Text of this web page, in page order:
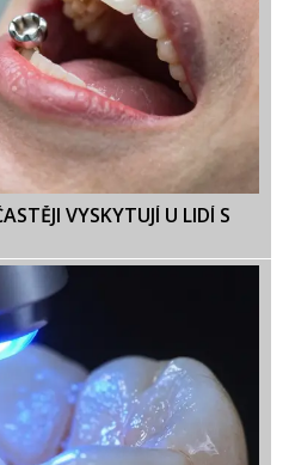
VYSKYTUJÍ U LIDÍ S